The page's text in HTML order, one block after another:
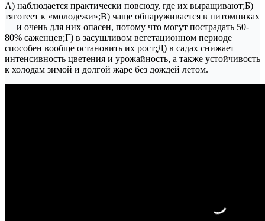
А) наблюдается практически повсюду, где их выращивают;Б)
тяготеет к «молодежи»;В) чаще обнаруживается в питомниках
— и очень для них опасен, потому что могут пострадать 50-
80% саженцев;Г) в засушливом вегетационном периоде
способен вообще остановить их рост;Д) в садах снижает
интенсивность цветения и урожайность, а также устойчивость
к холодам зимой и долгой жаре без дождей летом.